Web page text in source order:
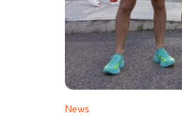
News